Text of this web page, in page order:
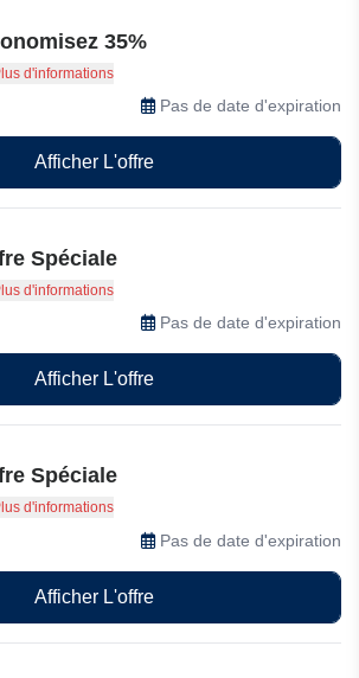
35%
de 35% de réduction sur le forfait
de MacKeeper sur 1 Mac
Plus d'informations
Pas de date d'expiration
Afficher L'offre
Spéciale
Mac gratuit Supprimez les fichiers
et les caches inutiles Libérez des Go
de stockage Trouvez et supprimez
les doublons
Plus d'informations
Pas de date d'expiration
Afficher L'offre
Spéciale
d'un mois commence à seulement
Plus d'informations
Pas de date d'expiration
Afficher L'offre